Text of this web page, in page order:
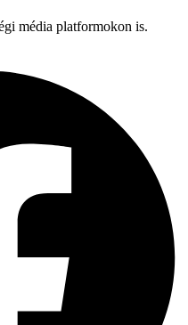
média platformokon is.